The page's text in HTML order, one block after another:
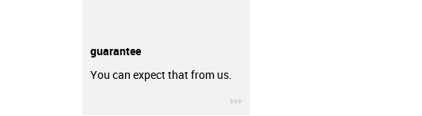
guarantee
You can expect that from us.